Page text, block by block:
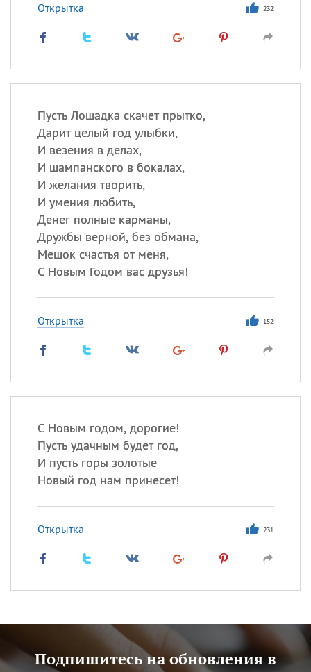
Открытка 232
Пусть Лошадка скачет прытко,
Дарит целый год улыбки,
И везения в делах,
И шампанского в бокалах,
И желания творить,
И умения любить,
Денег полные карманы,
Дружбы верной, без обмана,
Мешок счастья от меня,
С Новым Годом вас друзья!
Открытка 152
С Новым годом, дорогие!
Пусть удачным будет год,
И пусть горы золотые
Новый год нам принесет!
Открытка 231
Подпишитесь на обновления в